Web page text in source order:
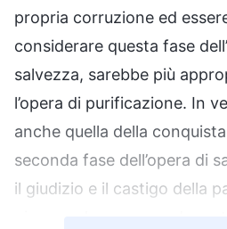
propria corruzione ed
considerare questa fase
salvezza, sarebbe più
l’opera di purificazione. In
anche quella della
seconda fase dell’opera di
il giudizio e il castigo della